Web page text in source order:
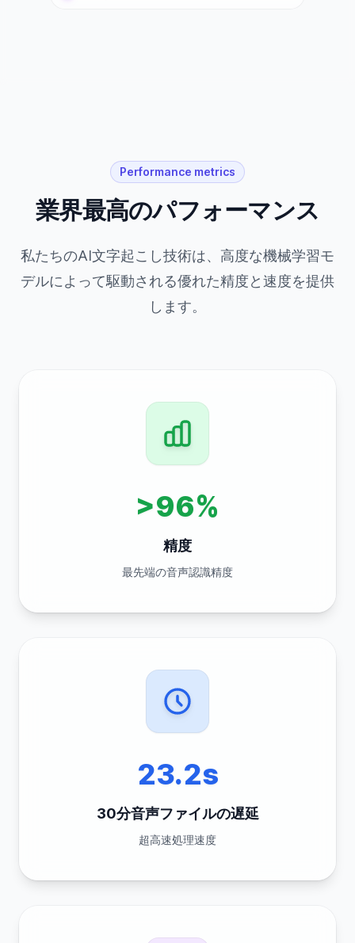
Performance metrics
業界最高のパフォーマンス
私たちのAI文字起こし技術は、高度な機械学習モ
デルによって駆動される優れた精度と速度を提供
します。
>96%
精度
最先端の音声認識精度
23.2s
30分音声ファイルの遅延
超高速処理速度